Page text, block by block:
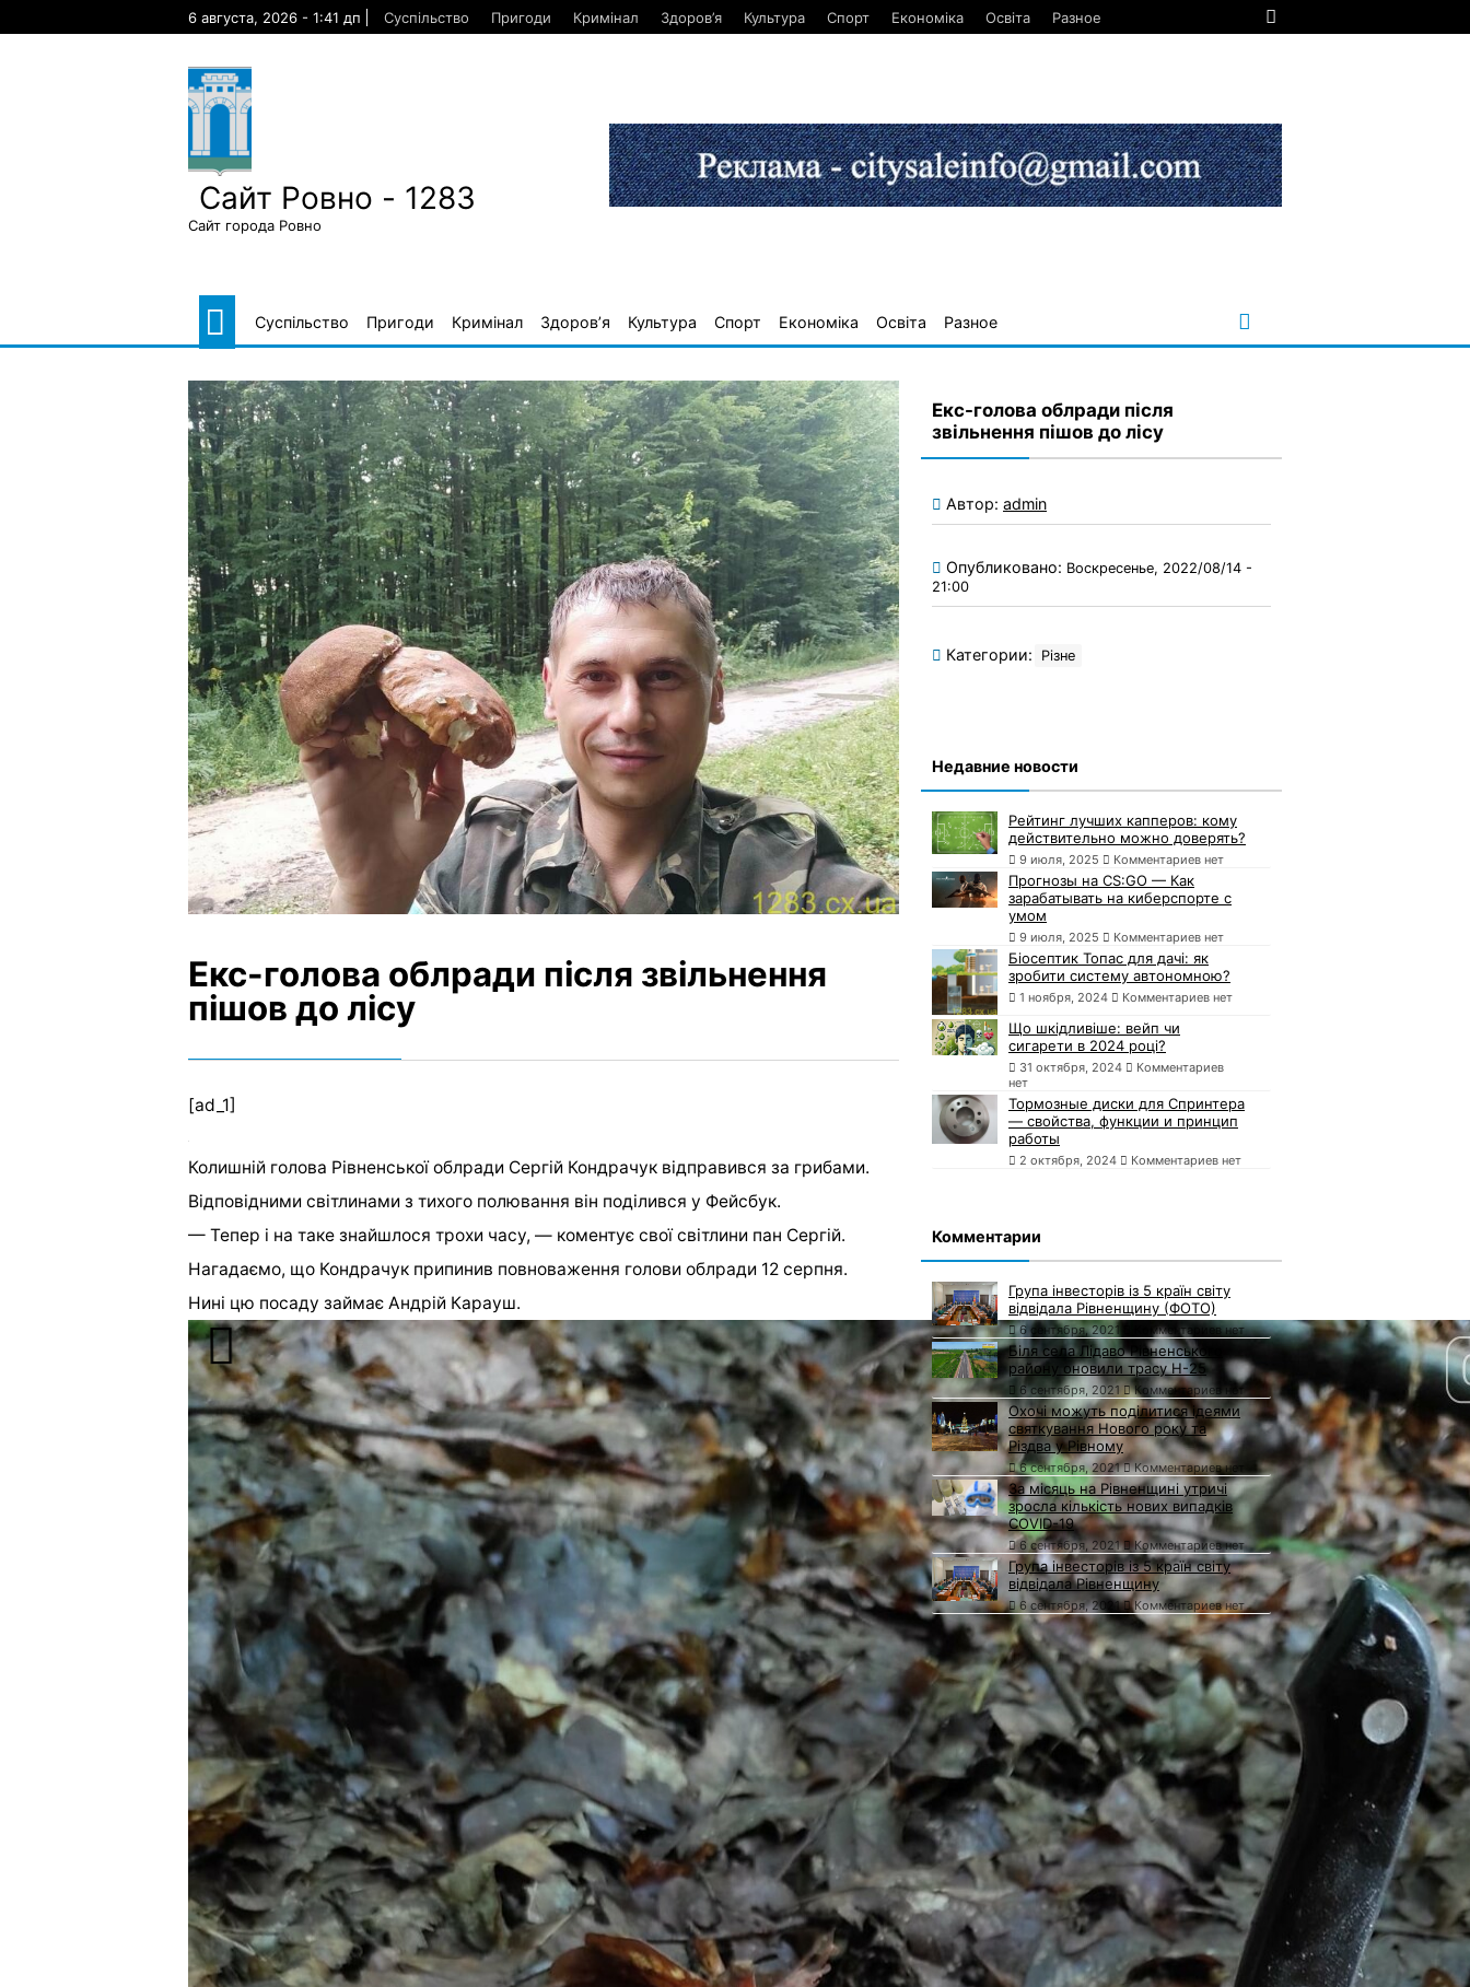
6 августа, 2026 - 1:41 дп Суспільство Пригоди Кримінал Здоров’я Культура Спорт Економіка Освіта Разное
Сайт Ровно - 1283
Сайт города Ровно
Суспільство Пригоди Кримінал Здоров’я Культура Спорт Економіка Освіта Разное
Екс-голова облради після звільнення
пішов до лісу
[ad_1]
Колишній голова Рівненської облради Сергій Кондрачук відправився за грибами.
Відповідними світлинами з тихого полювання він поділився у Фейсбук.
— Тепер і на таке знайшлося трохи часу, — коментує свої світлини пан Сергій.
Нагадаємо, що Кондрачук припинив повноваження голови облради 12 серпня.
Нині цю посаду займає Андрій Карауш.
[ad_2]
Источник:0362.ua
Унікальну операцію
провели рівненські хірурги
Предыдущая запись
Українські діти за
кордоном збирають гроші
для ЗСУ
Следующая запись
Добавить комментарий
Ваш адрес email не будет опубликован.
Обязательные поля помечены
Комментарий*
Екс-голова облради після
звільнення пішов до лісу
Автор: admin
Опубликовано: Воскресенье, 2022/08/14 -
21:00
Категории: Різне
Недавние новости
Рейтинг лучших капперов: кому
действительно можно доверять?
9 июля, 2025 Комментариев нет
Прогнозы на CS:GO — Как
зарабатывать на киберспорте с
умом
9 июля, 2025 Комментариев нет
Біосептик Топас для дачі: як
зробити систему автономною?
1 ноября, 2024 Комментариев нет
Що шкідливіше: вейп чи
сигарети в 2024 році?
31 октября, 2024
Комментариев
нет
Тормозные диски для Спринтера
— свойства, функции и принцип
работы
2 октября, 2024 Комментариев нет
Комментарии
Група інвесторів із 5 країн світу
відвідала Рівненщину (ФОТО)
6 сентября, 2021 Комментариев нет
Біля села Лідаво Рівненського
району оновили трасу Н-25
6 сентября, 2021 Комментариев нет
Охочі можуть поділитися ідеями
святкування Нового року та
Різдва у Рівному
6 сентября, 2021 Комментариев нет
За місяць на Рівненщині утричі
зросла кількість нових випадків
COVID-19
6 сентября, 2021 Комментариев нет
Група інвесторів із 5 країн світу
відвідала Рівненщину
6 сентября, 2021 Комментариев нет